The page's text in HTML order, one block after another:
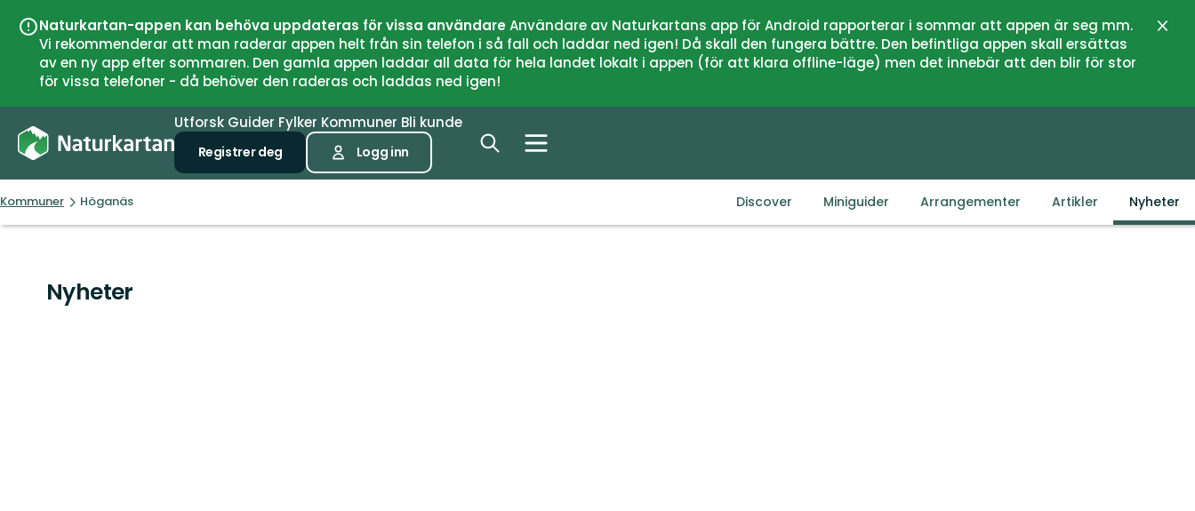
Naturkartan-appen kan behöva uppdateras för vissa användareAnvändare av Naturkartans app för Android rapporterar i sommar att appen är seg mm.
Vi rekommenderar att man raderar appen helt från sin telefon i så fall och laddar ned igen! Då skall den fungera bättre. Den befintliga appen skall ersättas
av en ny app efter sommaren. Den gamla appen laddar all data för hela landet lokalt i appen (för att klara offline-läge) men det innebär att den blir för stor
för vissa telefoner - då behöver den raderas och laddas ned igen!
Lukk
Utforsk Guider Fylker Kommuner Bli kunde
Registrer deg Logg inn
Kommuner Höganäs Discover Miniguider Arrangementer Artikler Nyheter
Nyheter